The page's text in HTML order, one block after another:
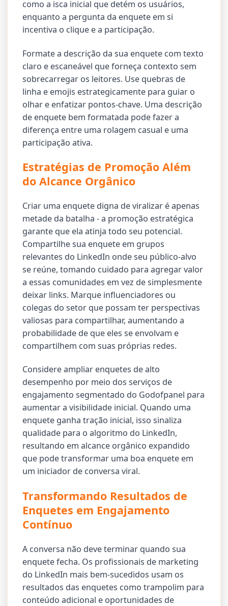
como a isca inicial que detém os usuários,
enquanto a pergunta da enquete em si
incentiva o clique e a participação.
Formate a descrição da sua enquete com texto
claro e escaneável que forneça contexto sem
sobrecarregar os leitores. Use quebras de
linha e emojis estrategicamente para guiar o
olhar e enfatizar pontos-chave. Uma descrição
de enquete bem formatada pode fazer a
diferença entre uma rolagem casual e uma
participação ativa.
Estratégias de Promoção Além
do Alcance Orgânico
Criar uma enquete digna de viralizar é apenas
metade da batalha - a promoção estratégica
garante que ela atinja todo seu potencial.
Compartilhe sua enquete em grupos
relevantes do LinkedIn onde seu público-alvo
se reúne, tomando cuidado para agregar valor
a essas comunidades em vez de simplesmente
deixar links. Marque influenciadores ou
colegas do setor que possam ter perspectivas
valiosas para compartilhar, aumentando a
probabilidade de que eles se envolvam e
compartilhem com suas próprias redes.
Considere ampliar enquetes de alto
desempenho por meio dos serviços de
engajamento segmentado do Godofpanel para
aumentar a visibilidade inicial. Quando uma
enquete ganha tração inicial, isso sinaliza
qualidade para o algoritmo do LinkedIn,
resultando em alcance orgânico expandido
que pode transformar uma boa enquete em
um iniciador de conversa viral.
Transformando Resultados de
Enquetes em Engajamento
Contínuo
A conversa não deve terminar quando sua
enquete fecha. Os profissionais de marketing
do LinkedIn mais bem-sucedidos usam os
resultados das enquetes como trampolim para
conteúdo adicional e oportunidades de